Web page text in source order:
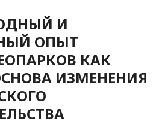
И
ОПЫТ
КАК
ИЗМЕНЕНИЯ